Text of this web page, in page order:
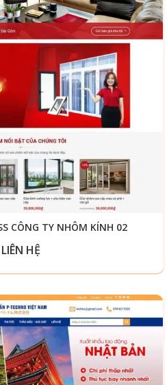
CÔNG TY NHÔM KÍNH 02
LIÊN HỆ